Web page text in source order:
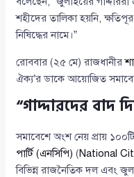
শহীদের তালিকা হয়নি,
নিষিদ্ধের নামে।”
রোববার (২৫ মে) রাজধানীর
ঐক্য’র ডাকে আয়োজিত
“গাদ্দারদের বাদ
সমাবেশে অংশ নেয় প্রায়
পার্টি (এনসিপি) (National
বিভিন্ন রাজনৈতিক দল এবং